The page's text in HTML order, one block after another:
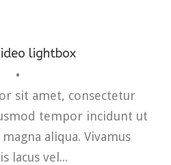
lightbox
•
sit amet, consectetur
tempor incidunt ut
aliqua. Vivamus
lacus vel...